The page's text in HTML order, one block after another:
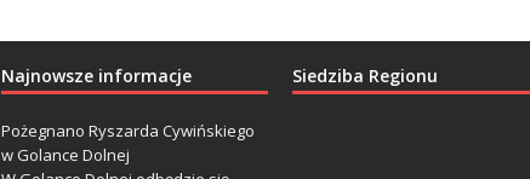
Najnowsze informacje
Pożegnano Ryszarda Cywińskiego
w Golance Dolnej
Siedziba Regionu